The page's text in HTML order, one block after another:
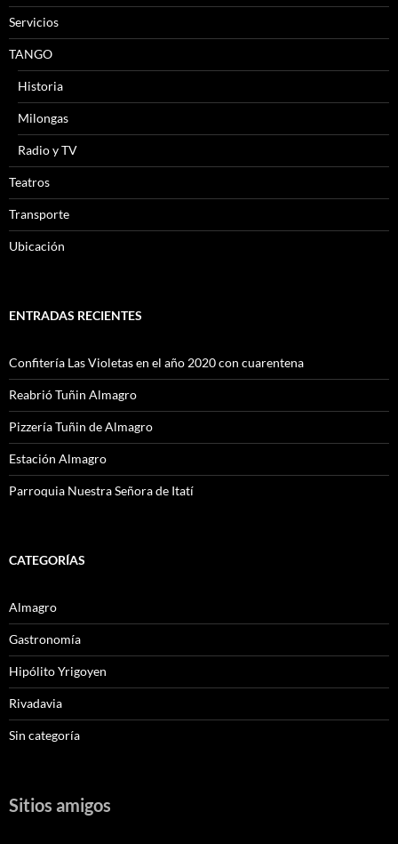
Servicios
TANGO
Historia
Milongas
Radio y TV
Teatros
Transporte
Ubicación
ENTRADAS RECIENTES
Confitería Las Violetas en el año 2020 con cuarentena
Reabrió Tuñin Almagro
Pizzería Tuñin de Almagro
Estación Almagro
Parroquia Nuestra Señora de Itatí
CATEGORÍAS
Almagro
Gastronomía
Hipólito Yrigoyen
Rivadavia
Sin categoría
Sitios amigos